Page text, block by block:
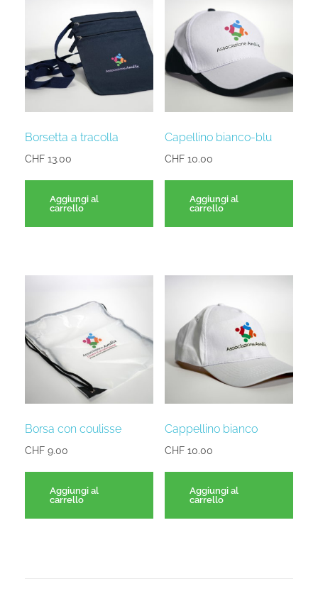
Borsetta a tracolla
CHF 13.00
Aggiungi al
carrello
Capellino bianco-blu
CHF10.00
Aggiungi al
carrello
Borsa con coulisse
CHF 9.00
Aggiungi al
carrello
Cappellino bianco
CHF10.00
Aggiungi al
carrello